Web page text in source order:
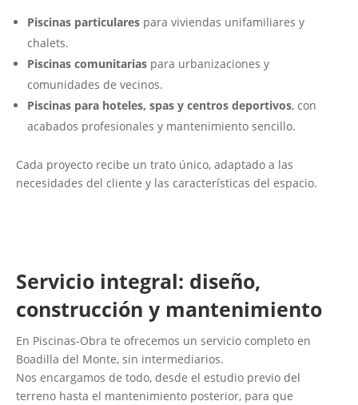
Piscinas particulares para viviendas unifamiliares y
chalets.
Piscinas comunitarias para urbanizaciones y
comunidades de vecinos.
Piscinas para hoteles, spas y centros deportivos, con
acabados profesionales y mantenimiento sencillo.
Cada proyecto recibe un trato único, adaptado a las
necesidades del cliente y las características del espacio.
Servicio integral: diseño,
construcción y mantenimiento
En Piscinas-Obra te ofrecemos un servicio completo en
Boadilla del Monte, sin intermediarios.
Nos encargamos de todo, desde el estudio previo del
terreno hasta el mantenimiento posterior, para que